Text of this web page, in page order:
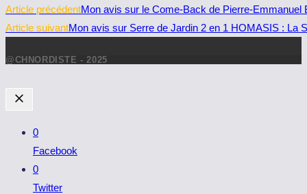
Read
more
Article précédentMon avis sur le Come-Back de Pierre-Emmanuel
Article suivantMon avis sur Serre de Jardin 2 en 1 HOMASIS : La
@CHNORDISTE - 2025
0
Facebook
0
Twitter